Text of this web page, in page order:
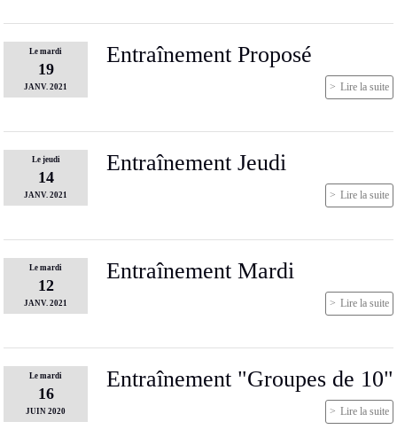
Le mardi
19
JANV. 2021
Entraînement Proposé
Lire la suite
Le jeudi
14
JANV. 2021
Entraînement Jeudi
Lire la suite
Le mardi
12
JANV. 2021
Entraînement Mardi
Lire la suite
Le mardi
16
JUIN 2020
Entraînement "Groupes de 10"
Lire la suite